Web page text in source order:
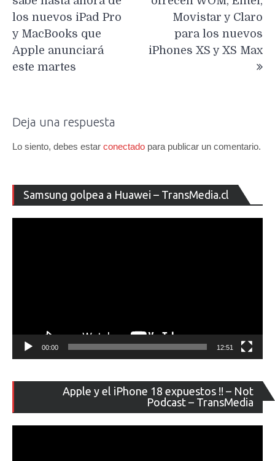
entradas
los nuevos iPad Pro
y MacBooks que
Apple anunciará
este martes
Movistar y Claro
para los nuevos
iPhones XS y XS Max
Deja una respuesta
Lo siento, debes estar conectado para publicar un comentario.
Samsung golpea a Huawei – TransMedia.cl
de
00:00 12:51
Apple y el iPhone 18 expuestos !! – Not
Podcast – TransMedia
de